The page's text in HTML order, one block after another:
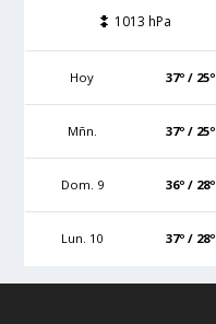
1013 hPa
Hoy 37º / 25º
Mñn. 37º / 25º
Dom. 9 36º / 28º
Lun. 10 37º / 28º